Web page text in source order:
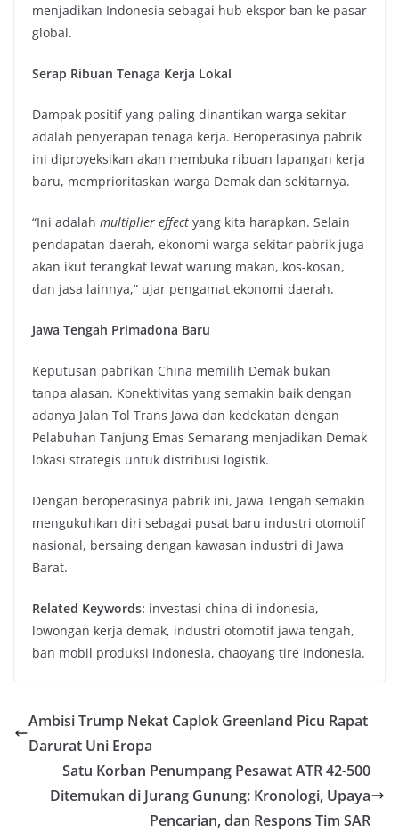
menjadikan Indonesia sebagai hub ekspor ban ke pasar
global.
Serap Ribuan Tenaga Kerja Lokal
Dampak positif yang paling dinantikan warga sekitar
adalah penyerapan tenaga kerja. Beroperasinya pabrik
ini diproyeksikan akan membuka ribuan lapangan kerja
baru, memprioritaskan warga Demak dan sekitarnya.
“Ini adalah multiplier effect yang kita harapkan. Selain
pendapatan daerah, ekonomi warga sekitar pabrik juga
akan ikut terangkat lewat warung makan, kos-kosan,
dan jasa lainnya,” ujar pengamat ekonomi daerah.
Jawa Tengah Primadona Baru
Keputusan pabrikan China memilih Demak bukan
tanpa alasan. Konektivitas yang semakin baik dengan
adanya Jalan Tol Trans Jawa dan kedekatan dengan
Pelabuhan Tanjung Emas Semarang menjadikan Demak
lokasi strategis untuk distribusi logistik.
Dengan beroperasinya pabrik ini, Jawa Tengah semakin
mengukuhkan diri sebagai pusat baru industri otomotif
nasional, bersaing dengan kawasan industri di Jawa
Barat.
Related Keywords: investasi china di indonesia,
lowongan kerja demak, industri otomotif jawa tengah,
ban mobil produksi indonesia, chaoyang tire indonesia.
Ambisi Trump Nekat Caplok Greenland Picu Rapat
Darurat Uni Eropa
Satu Korban Penumpang Pesawat ATR 42-500
Ditemukan di Jurang Gunung: Kronologi, Upaya
Pencarian, dan Respons Tim SAR